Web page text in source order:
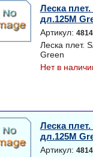
Леска
дл.125M
Артикул:
Леска плет.
Green
Нет в
Леска
дл.125M
Артикул: